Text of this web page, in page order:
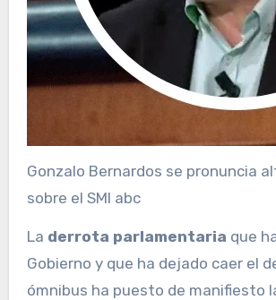
Gonzalo Bernardos se pronuncia alto y claro
sobre el SMI abc
La derrota parlamentaria que
Gobierno y que ha dejado caer el
ómnibus ha puesto de manifiesto